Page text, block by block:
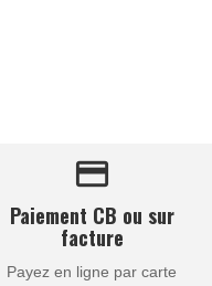
credit_card
Paiement CB ou sur
facture
Payez en ligne par carte